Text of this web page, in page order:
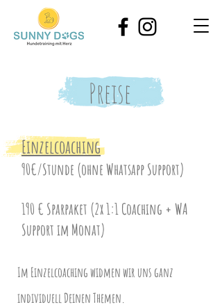
Preise
Einzelcoaching
90€/Stunde (ohne Whatsapp Support)
190 € Sparpaket (2x 1:1 Coaching + WA
Support im Monat)
Im Einzelcoaching widmen wir uns ganz
individuell Deinen Themen.